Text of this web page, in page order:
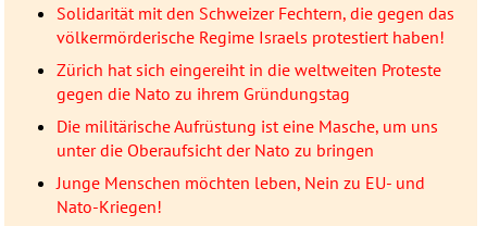
Solidarität mit den Schweizer Fechtern, die gegen das
völkermörderische Regime Israels protestiert haben!
Zürich hat sich eingereiht in die weltweiten Proteste
gegen die Nato zu ihrem Gründungstag
Die militärische Aufrüstung ist eine Masche, um uns
unter die Oberaufsicht der Nato zu bringen
Junge Menschen möchten leben, Nein zu EU- und
Nato-Kriegen!